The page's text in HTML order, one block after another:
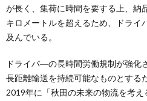
が長く、集荷に時間を要する上、納
キロメートルを超えるため、ドライ
及んでいる。
ドライバ―の長時間労働規制が強化
長距離輸送を持続可能なものとする
2019年に「秋田の未来の物流を考